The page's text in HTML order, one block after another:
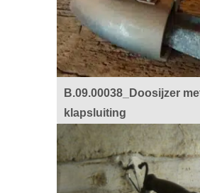
B.09.00038_Doosijzer
klapsluiting